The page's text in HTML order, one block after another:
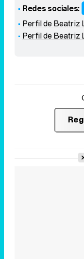
Redes sociales:
Perfil de Beatriz
Perfil de Beatriz